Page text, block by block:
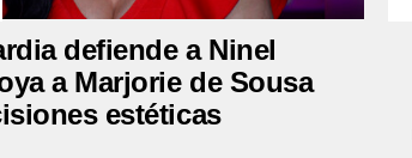
defiende a Ninel
a Marjorie de Sousa
estéticas